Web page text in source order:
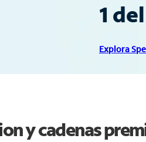
1
Explora
y cadenas